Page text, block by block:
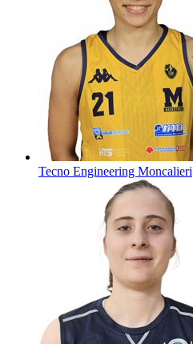
Tecno Engineering Moncalieri